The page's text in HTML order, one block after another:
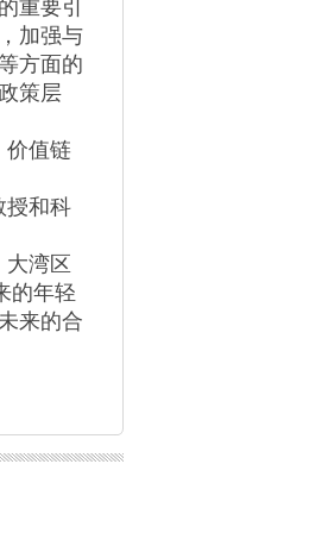
重要引
加强与
方面的
策层
价值链
授和科
湾区
的年轻
来的合